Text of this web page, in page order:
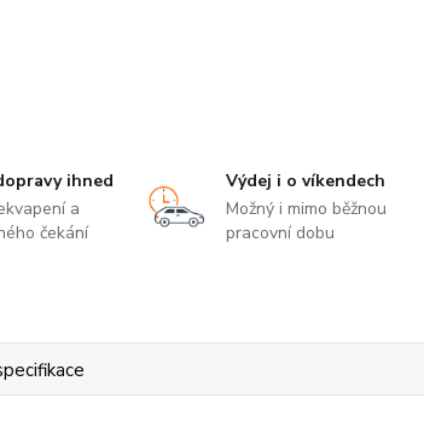
ihned
a
čekání
Výdej i o víkendech
Možný i mimo běžnou
pracovní dobu